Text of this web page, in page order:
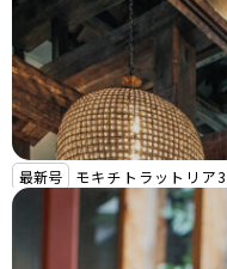
最新号 モキチトラットリア